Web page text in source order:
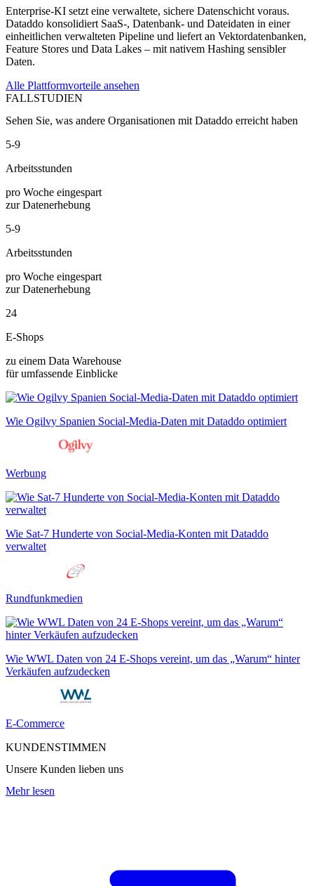
Enterprise-KI setzt eine verwaltete, sichere Datenschicht voraus.
Dataddo konsolidiert SaaS-, Datenbank- und Dateidaten in einer
einheitlichen verwalteten Pipeline und liefert an Vektordatenbanken,
Feature Stores und Data Lakes – mit nativem Hashing sensibler
Daten.
Alle Plattformvorteile ansehen
FALLSTUDIEN
Sehen Sie, was andere Organisationen mit Dataddo erreicht haben
5-9
Arbeitsstunden
pro Woche eingespart
zur Datenerhebung
5-9
Arbeitsstunden
pro Woche eingespart
zur Datenerhebung
24
E-Shops
zu einem Data Warehouse
für umfassende Einblicke
Wie Ogilvy Spanien Social-Media-Daten mit Dataddo optimiert
Werbung
Wie Sat-7 Hunderte von Social-Media-Konten mit Dataddo
verwaltet
Rundfunkmedien
Wie WWL Daten von 24 E-Shops vereint, um das „Warum“ hinter
Verkäufen aufzudecken
E-Commerce
KUNDENSTIMMEN
Unsere Kunden lieben uns
Mehr lesen